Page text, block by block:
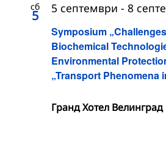
сб
5
Symposium
Biochemical
Environmental
„Transport Phenomena
5 септември - 8
Гранд Хотел Велинград